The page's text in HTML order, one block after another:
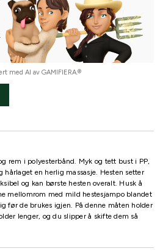
med AI av GAMIFIERA.®
rem i polyesterbånd. Myk og tett bust i PP,
en herlig massasje. Hesten setter
og kan børste hesten overalt. Husk å
mellomrom med mild hestesjampo blandet
før de brukes igjen. På denne måten holder
lenger, og du slipper å skifte dem så